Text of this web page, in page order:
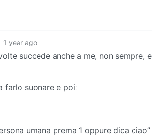
1 year ago
succede anche a me, non sempre, e
farlo suonare e poi:
umana prema 1 oppure dica ciao”